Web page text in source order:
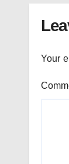
Your